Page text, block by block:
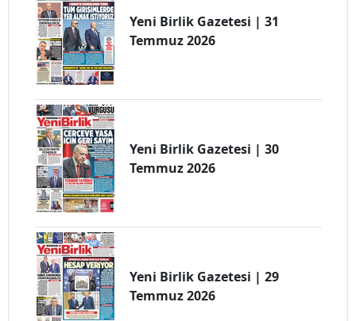
Yeni Birlik Gazetesi | 31
Temmuz 2026
Yeni Birlik Gazetesi | 30
Temmuz 2026
Yeni Birlik Gazetesi | 29
Temmuz 2026